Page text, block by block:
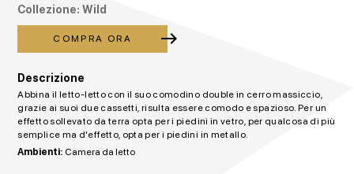
Collezione: Wild
COMPRA ORA east
Descrizione
Abbina il letto-letto con il suo comodino double in cerro massiccio,
grazie ai suoi due cassetti, risulta essere comodo e spazioso. Per un
effetto sollevato da terra opta per i piedini in vetro, per qualcosa di più
semplice ma d'effetto, opta per i piedini in metallo.
Ambienti: Camera da letto